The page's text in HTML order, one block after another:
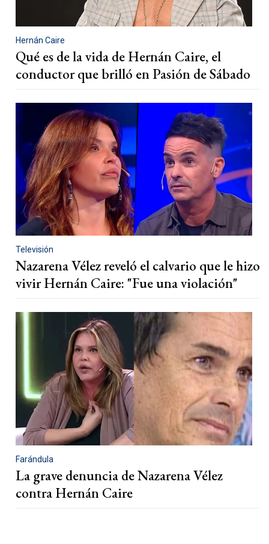
Hernán Caire
Qué es de la vida de Hernán Caire, el
conductor que brilló en Pasión de Sábado
Televisión
Nazarena Vélez reveló el calvario que le hizo
vivir Hernán Caire: "Fue una violación"
Farándula
La grave denuncia de Nazarena Vélez
contra Hernán Caire